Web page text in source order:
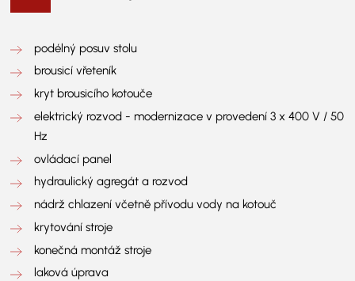
podélný posuv stolu
brousicí vřeteník
kryt brousicího kotouče
elektrický rozvod - modernizace v provedení 3 x 400 V / 50
Hz
ovládací panel
hydraulický agregát a rozvod
nádrž chlazení včetně přívodu vody na kotouč
krytování stroje
konečná montáž stroje
laková úprava